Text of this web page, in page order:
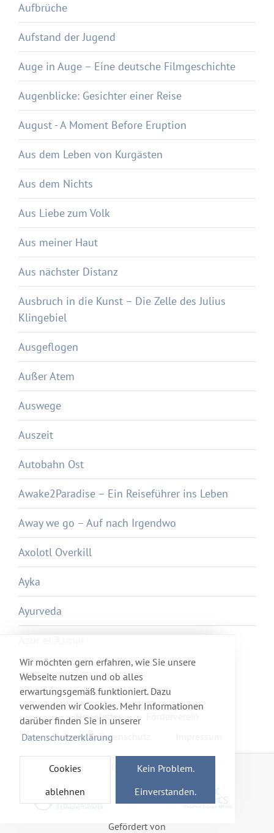
Wir möchten gern erfahren, wie Sie unsere
Webseite nutzen und ob alles
erwartungsgemäß funktioniert. Dazu
verwenden wir Cookies. Mehr Informationen
darüber finden Sie in unserer
Datenschutzerklärung
Cookies
ablehnen
Kein Problem.
Einverstanden.
Aufbrüche
Aufstand der Jugend
Auge in Auge – Eine deutsche Filmgeschichte
Augenblicke: Gesichter einer Reise
August - A Moment Before Eruption
Aus dem Leben von Kurgästen
Aus dem Nichts
Aus Liebe zum Volk
Aus meiner Haut
Aus nächster Distanz
Ausbruch in die Kunst – Die Zelle des Julius
Klingebiel
Ausgeflogen
Außer Atem
Auswege
Auszeit
Autobahn Ost
Awake2Paradise – Ein Reiseführer ins Leben
Away we go – Auf nach Irgendwo
Axolotl Overkill
Ayka
Ayurveda
Newsletter
Haftung & Datenschutz
Mitglied im Netzwerk
Gefördert von